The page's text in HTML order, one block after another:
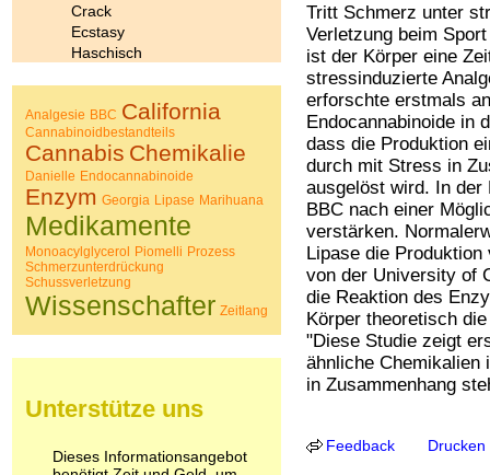
Tritt Schmerz unter
Verletzung beim
ist der Körper eine
stressinduzierte
erforschte erstmals
Endocannabinoide in
dass die Produktion
durch mit Stress in
ausgelöst wird. In der
BBC nach einer
verstärken.
Lipase die
von der University of
die Reaktion des
Körper theoretisch
"Diese Studie zeigt
ähnliche Chemikalien
in Zusammenhang
Feedback Drucken
Crack
Ecstasy
Haschisch
Koffein
Kokain
Lachgas
LSD
Marihuana
Medikamente
Meskalin
Metamphetamin
Methadon
Morphin
Opium
Poppers
Schlafmittel
Schmerzmittel
Analgesie BBC California
Cannabinoidbestandteils
Cannabis Chemikalie
Danielle Endocannabinoide
Enzym Georgia Lipase Marihuana
Medikamente
Monoacylglycerol Piomelli Prozess
Schmerzunterdrückung
Schussverletzung
Wissenschafter Zeitlang
Unterstütze uns
Dieses Informationsangebot